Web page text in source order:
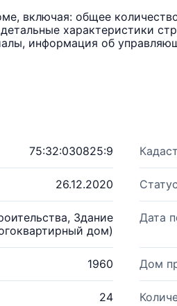
включая: общее
характеристики
информация об
75:32:030825:9
26.12.2020
Здание
дом)
Дата
1960 Дом
24